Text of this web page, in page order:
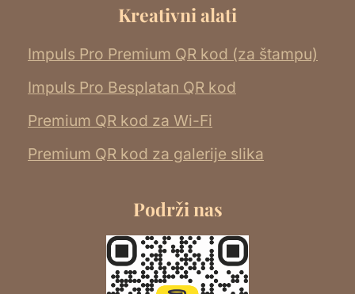
Kreativni alati
Impuls Pro Premium QR kod (za štampu)
Impuls Pro Besplatan QR kod
Premium QR kod za Wi-Fi
Premium QR kod za galerije slika
Podrži nas